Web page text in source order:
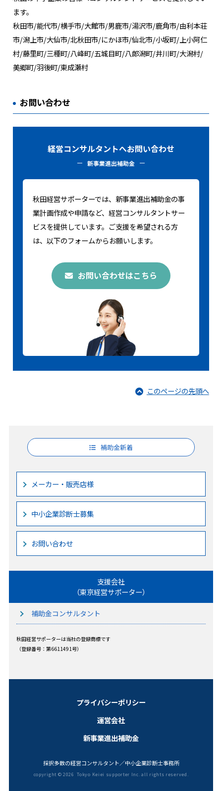
補助金新着
メーカー・販売店様
中小企業診断士募集
お問い合わせ
支援会社
（東京経営サポーター）
補助金コンサルタント
秋田経営サポーターは当社の登録商標です
（登録番号：第6611491号）
ます。
秋田市/能代市/横手市/大館市/男鹿市/湯沢市/鹿角市/由利本荘
市/潟上市/大仙市/北秋田市/にかほ市/仙北市/小坂町/上小阿仁
村/藤里町/三種町/八峰町/五城目町/八郎潟町/井川町/大潟村/
美郷町/羽後町/東成瀬村
お問い合わせ
経営コンサルタントへお問い合わせ
新事業進出補助金
秋田経営サポーターでは、新事業進出補助金の事
業計画作成や申請など、経営コンサルタントサー
ビスを提供しています。ご支援を希望される方
は、以下のフォームからお願いします。
お問い合わせはこちら
このページの先頭へ
プライバシーポリシー
運営会社
新事業進出補助金
採択多数の経営コンサルタント／中小企業診断士事務所
copyright ©2026 Tokyo Keiei supporter Inc. all rights reserved.